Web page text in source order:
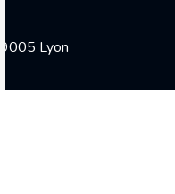
69005 Lyon